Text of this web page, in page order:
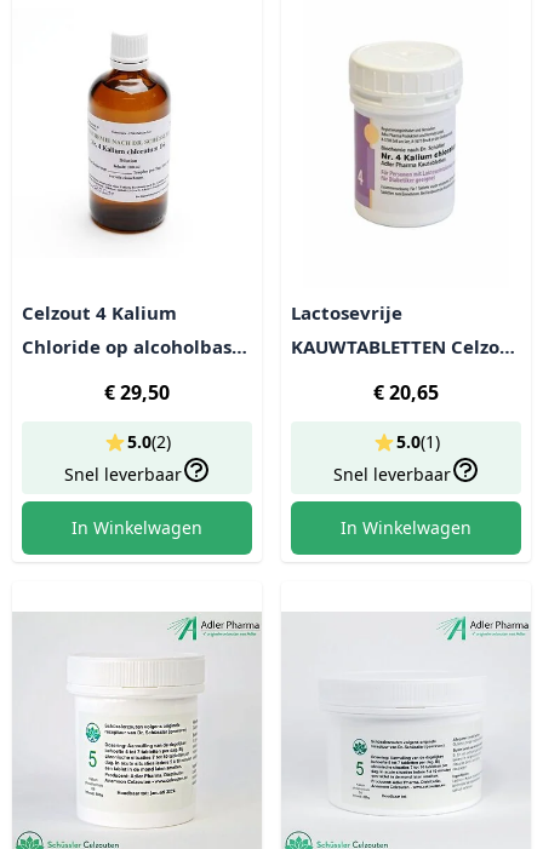
Celzout 4 Kalium
Chloride op alcoholbasis
- lactosevrij€ 29,50
Snel leverbaar
5.0(2)
In Winkelwagen
Lactosevrije
KAUWTABLETTEN Celzout
4 Kalium Chloride - 400
€ 20,65
Snel leverbaar
5.0(1)
In Winkelwagen